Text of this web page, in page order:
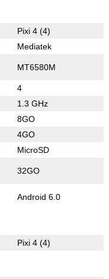
Pixi 4 (4)
Mediatek
MT6580M
4
1.3 GHz
8GO
4GO
MicroSD
32GO
Android 6.0
Pixi 4 (4)